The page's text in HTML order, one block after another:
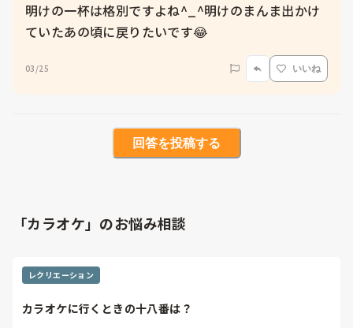
明けの一杯は格別ですよね^_^明けのまんま出かけ
ていたあの頃に戻りたいです😂
03/25 いいね
回答を投稿する
「カラオケ」のお悩み相談
レクリエーション
カラオケに行くときの十八番は？